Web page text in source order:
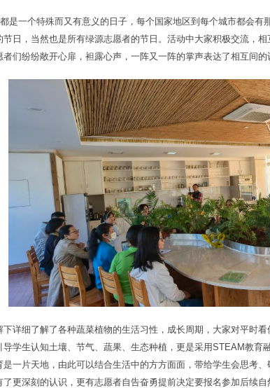
是一个特殊而又有意义的日子，每个国家地区到每个城市都会
节日，当然也是所有绿源志愿者的节日。活动中大家积极交流，
们纷纷敞开心扉，袒露心声，一阵又一阵的掌声表达了相互间的
下详细了解了各种蔬菜植物的生活习性，成长周期，大家对平时
导学生认知土壤、节气、蔬果、生态种植，更是采用STEAM教育
是一片天地，由此可以结合生活中的方方面面，带给学生会思考
更深刻的认识，更有志愿者自告奋勇提前决定要报名参加后续自